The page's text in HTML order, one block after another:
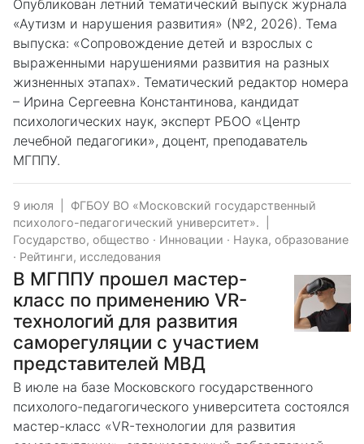
Опубликован летний тематический выпуск журнала
«Аутизм и нарушения развития» (№2, 2026). Тема
выпуска: «Сопровождение детей и взрослых с
выраженными нарушениями развития на разных
жизненных этапах». Тематический редактор номера
– Ирина Сергеевна Константинова, кандидат
психологических наук, эксперт РБОО «Центр
лечебной педагогики», доцент, преподаватель
МГППУ.
9 июля
ФГБОУ ВО «Московский государственный
психолого-педагогический университет».
Государство, общество · Инновации · Наука, образование
· Рейтинги, исследования
В МГППУ прошел мастер-
класс по применению VR-
технологий для развития
саморегуляции с участием
представителей МВД
В июле на базе Московского государственного
психолого-педагогического университета состоялся
мастер-класс «VR-технологии для развития